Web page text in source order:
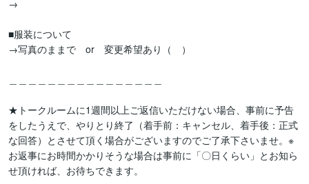
→
■服装について
→写真のままで　or　変更希望あり（　）
★トークルームに1週間以上ご返信いただけない場合、事前に予告
をしたうえで、やりとり終了（着手前：キャンセル、着手後：正式
な回答）とさせて頂く場合がございますのでご了承下さいませ。※
お返事にお時間かかりそうな場合は事前に「〇日くらい」とお知ら
せ頂ければ、お待ちできます。